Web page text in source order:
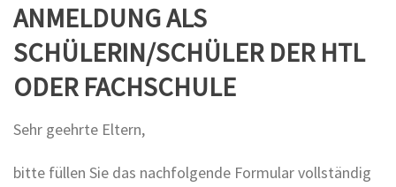
ANMELDUNG ALS
SCHÜLERIN/SCHÜLER DER HTL
ODER FACHSCHULE
Sehr geehrte Eltern,
bitte füllen Sie das nachfolgende Formular vollständig